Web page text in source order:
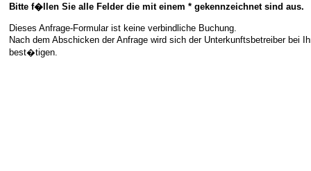
Bitte f�llen Sie alle Felder die mit einem * gekennzeichnet sind aus.
Dieses Anfrage-Formular ist keine verbindliche Buchung.
Nach dem Abschicken der Anfrage wird sich der Unterkunftsbetreiber bei
best�tigen.